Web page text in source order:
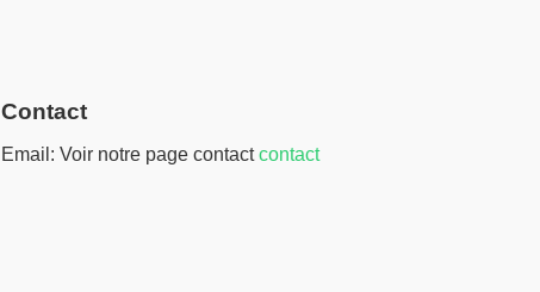
Contact
Email: Voir notre page contactcontact